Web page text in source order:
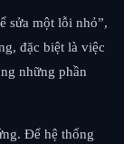
sửa một lỗi nhỏ”,
đặc biệt là việc
những phần
Để hệ thống